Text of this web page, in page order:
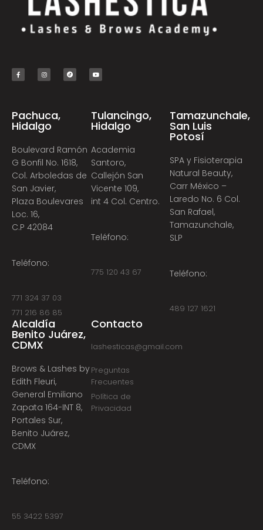
Pachuca,
Hidalgo
Boulevard Ramón
G Bonfil No. 1618,
Col. Arboledas de
San Javier,
Plaza Boulevares
Loc. 16,
C.P 42084
Teléfono:
771 324 37 03
771 216 86 85
Tulancingo,
Hidalgo
Academia
Santoro,
Callejón San
Vicente 109,
int 4 Col. Centro.
Teléfono:
775 120 43 67
Tamazunchale,
San Luis
Potosí
SPA y Fisioterapia
Natural Beauty,
Carr México –
Laredo No. 6 Col.
San Rafael,
Tamazunchale,
SLP
Teléfono:
489 127 1621
Alcaldía
Benito Juárez,
CDMX
Brows & Lashes by
Edith Fleuri,
General Emiliano
Zapata 164-INT 8,
Portales Sur,
Benito Juárez,
CDMX
Teléfono:
55 3422 5397
Contacto
lashesticas@gmail.com
Preguntas
Frecuentes
Política de
Privacidad